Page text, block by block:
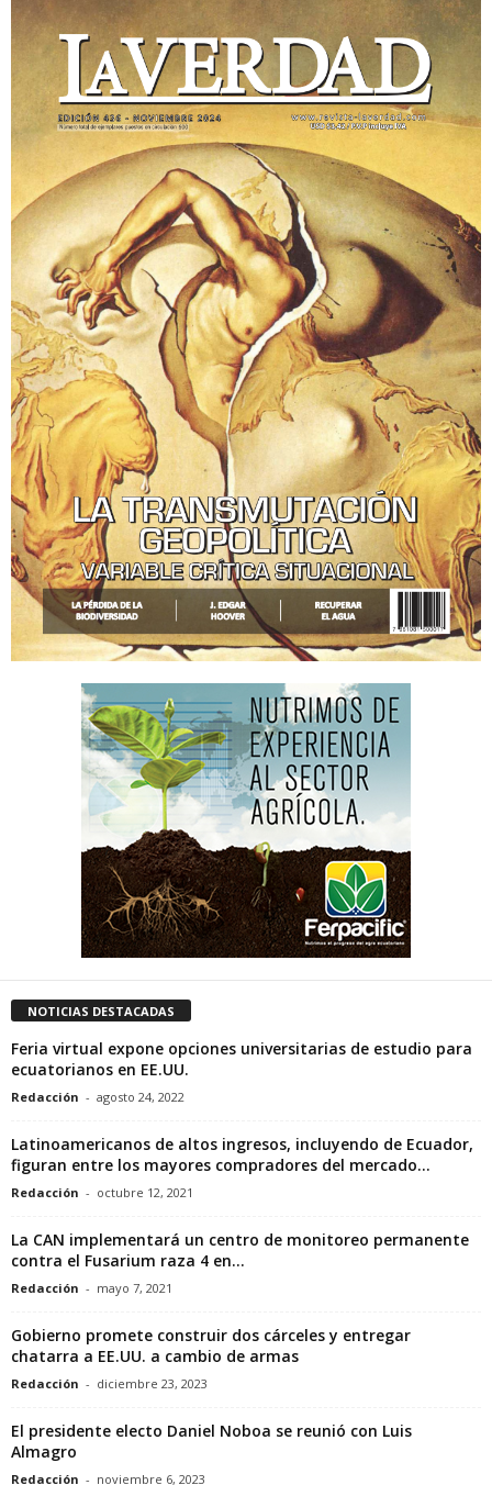
NOTICIAS DESTACADAS
Feria virtual expone opciones universitarias de estudio para
ecuatorianos en EE.UU.
Redacción - agosto 24, 2022
Latinoamericanos de altos ingresos, incluyendo de Ecuador,
figuran entre los mayores compradores del mercado...
Redacción - octubre 12, 2021
La CAN implementará un centro de monitoreo permanente
contra el Fusarium raza 4 en...
Redacción - mayo 7, 2021
Gobierno promete construir dos cárceles y entregar
chatarra a EE.UU. a cambio de armas
Redacción - diciembre 23, 2023
El presidente electo Daniel Noboa se reunió con Luis
Almagro
Redacción - noviembre 6, 2023